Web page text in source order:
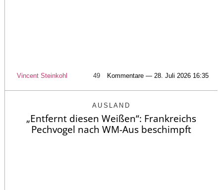
Vincent Steinkohl 49 Kommentare — 28. Juli 2026 16:35
AUSLAND
„Entfernt diesen Weißen“: Frankreichs
Pechvogel nach WM-Aus beschimpft